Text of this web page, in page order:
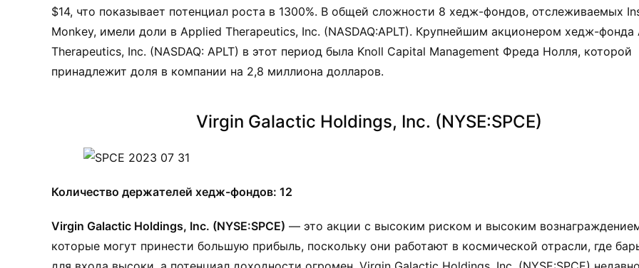
$14, что показывает потенциал роста в 1300%. В общей сложности 8 хедж-фондов, отслеживаемых
Monkey, имели доли в Applied Therapeutics, Inc. (NASDAQ:APLT). Крупнейшим акционером хедж-фонда
Therapeutics, Inc. (NASDAQ: APLT) в этот период была Knoll Capital Management Фреда Нолля, которой
принадлежит доля в компании на 2,8 миллиона долларов.
Virgin Galactic Holdings, Inc. (NYSE:SPCE)
Количество держателей хедж-фондов: 12
Virgin Galactic Holdings, Inc. (NYSE:SPCE) — это акции с высоким риском и высоким
которые могут принести большую прибыль, поскольку они работают в космической отрасли, где